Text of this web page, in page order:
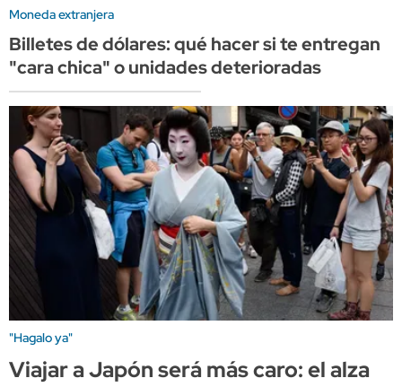
Moneda extranjera
Billetes de dólares: qué hacer si te entregan
"cara chica" o unidades deterioradas
"Hagalo ya"
Viajar a Japón será más caro: el alza